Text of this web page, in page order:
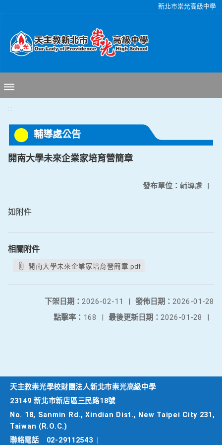
新北市崇光高級中學
:::
輔導處公告
開南大學未來企業家培育營簡章
發布單位： 輔導處 |
如附件
相關附件
開南大學未來企業家培育營簡章.pdf
發佈日期： 2026-01-28
下架日期： 2026-02-11
|
最後更新日期： 2026-01-28 |
點擊率： 168 |
天主教崇光學校財團法人新北市崇光高級中學
23149 新北市新店區三民路18號
No. 18, Sanmin Rd., Xindian Dist., New Taipei City 231,
Taiwan (R.O.C.)
聯絡電話
02-29112543